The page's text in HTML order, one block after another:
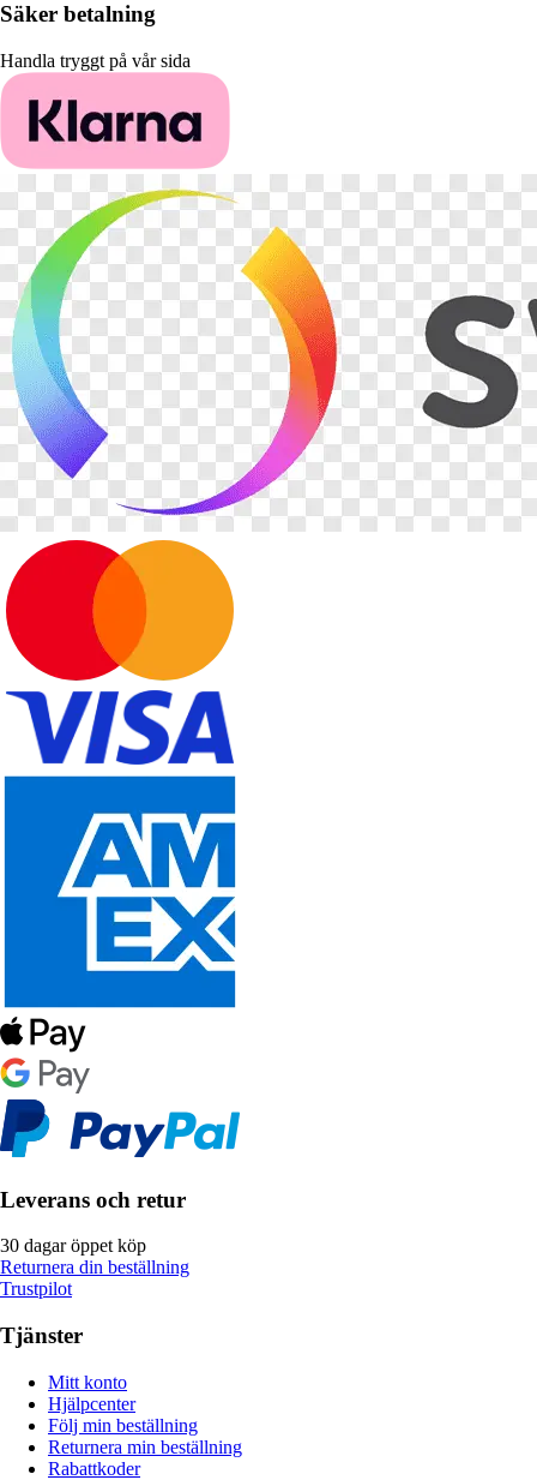
Säker betalning
Handla tryggt på vår sida
Leverans och retur
30 dagar öppet köp
Returnera din beställning
Trustpilot
Tjänster
Mitt konto
Hjälpcenter
Följ min beställning
Returnera min beställning
Rabattkoder